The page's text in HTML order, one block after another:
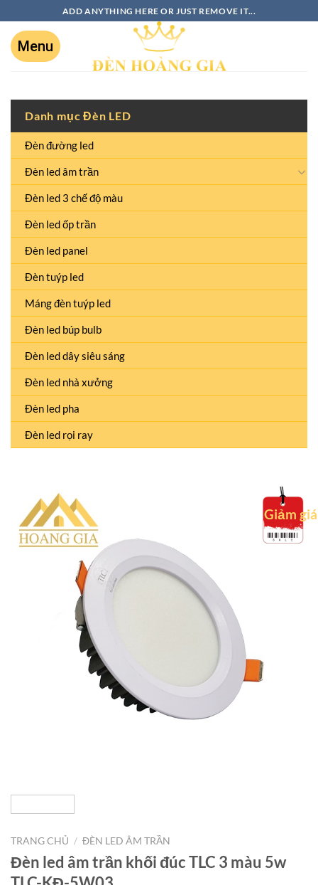
ADD ANYTHING HERE OR JUST REMOVE IT...
Danh mục Đèn LED
Đèn đường led
Đèn led âm trần
Đèn led 3 chế độ màu
Đèn led ốp trần
Đèn led panel
Đèn tuýp led
Máng đèn tuýp led
Đèn led búp bulb
Đèn led dây siêu sáng
Đèn led nhà xưởng
Đèn led pha
Đèn led rọi ray
Giảm
TRANG CHỦ / ĐÈN LED ÂM TRẦN
Đèn led âm trần khối đúc TLC 3 màu 5w